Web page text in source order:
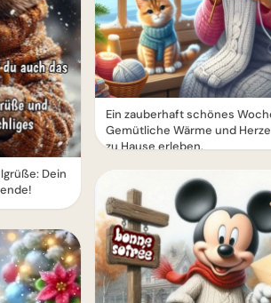
Dein
Ein zauberhaft schönes
Gemütliche Wärme und
zu Hause erleben.